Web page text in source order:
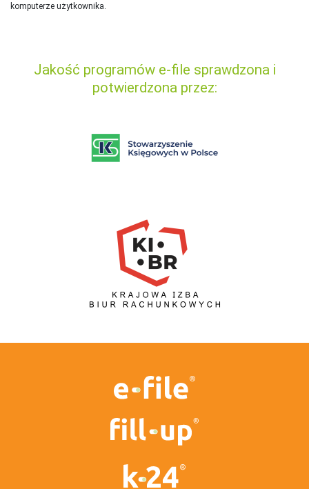
komputerze użytkownika.
Jakość programów e-file sprawdzona i
potwierdzona przez: